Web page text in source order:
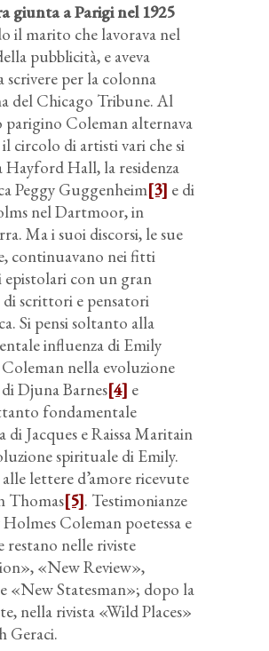
giunta a Parigi nel 1925
il marito che lavorava nel
pubblicità, e aveva
scrivere per la colonna
del Chicago Tribune. Al
Coleman alternava
il circolo di artisti vari che si
Hayford Hall, la residenza
Peggy Guggenheim[3] e di
nel Dartmoor, in
Ma i suoi discorsi, le sue
continuavano nei fitti
con un gran
scrittori e pensatori
Si pensi soltanto alla
influenza di Emily
nella evoluzione
Djuna Barnes[4] e
fondamentale
di Jacques e Raissa Maritain
spirituale di Emily.
lettere d’amore ricevute
Thomas[5]. Testimonianze
Coleman poetessa e
restano nelle riviste
«New Review»,
«New Statesman»; dopo la
nella rivista «Wild Places»
Geraci.